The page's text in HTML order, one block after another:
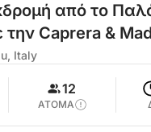
από το
Caprera &
Italy
12
ΑΤΟΜΑ